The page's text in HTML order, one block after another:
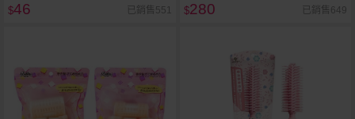
$46 已銷售551 $280 已銷售649